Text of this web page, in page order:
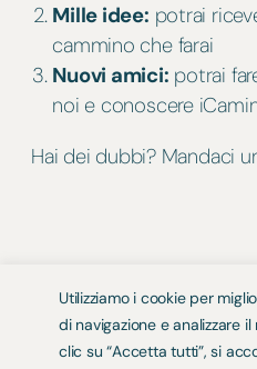
Utilizziamo i cookie per
di navigazione e analizzare
clic su “Accetta tutti”, si
Mille idee: potrai
cammino che farai
Nuovi amici: potrai
noi e conoscere
Hai dei dubbi? Mandaci
Partire per riscoprire se